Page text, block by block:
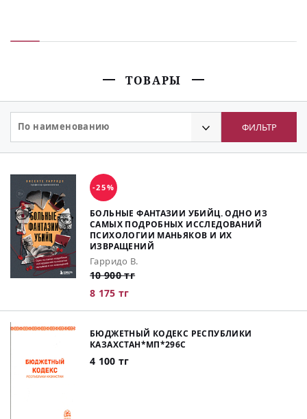
ТОВАРЫ
По наименованию ФИЛЬТР
-25%
БОЛЬНЫЕ ФАНТАЗИИ УБИЙЦ. ОДНО ИЗ
САМЫХ ПОДРОБНЫХ ИССЛЕДОВАНИЙ
ПСИХОЛОГИИ МАНЬЯКОВ И ИХ
ИЗВРАЩЕНИЙ
Гарридо В.
10 900 тг
8 175 тг
БЮДЖЕТНЫЙ КОДЕКС РЕСПУБЛИКИ
КАЗАХСТАН*МП*296С
4 100 тг